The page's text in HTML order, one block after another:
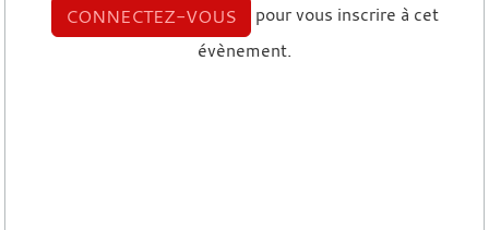
CONNECTEZ-VOUS
pour vous inscrire à cet
évènement.